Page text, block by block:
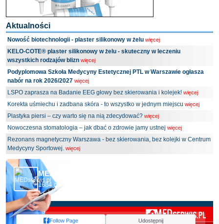
Aktualności
Nowość biotechnologii - plaster silikonowy w żelu więcej
KELO-COTE® plaster silikonowy w żelu - skuteczny w leczeniu
wszystkich rodzajów blizn więcej
Podyplomowa Szkoła Medycyny Estetycznej PTL w Warszawie ogłasza
nabór na rok 2026/2027 więcej
LSPO zaprasza na Badanie EEG głowy bez skierowania i kolejek! więcej
Korekta uśmiechu i zadbana skóra - to wszystko w jednym miejscu więcej
Plastyka piersi – czy warto się na nią zdecydować? więcej
Nowoczesna stomatologia – jak dbać o zdrowie jamy ustnej więcej
Rezonans magnetyczny Warszawa - bez skierowania, bez kolejki w Centrum
Medycyny Sportowej. więcej
MEDserwis.pl - Ogólnopolski Portal Medyczny
1684 obserwujących
Follow Page Udostępnij